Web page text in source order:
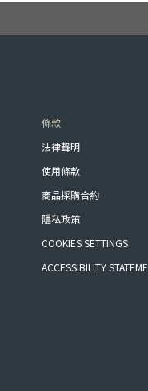
條款
法律聲明
使用條款
商品採購合約
隱私政策
COOKIES SETTINGS
ACCESSIBILITY